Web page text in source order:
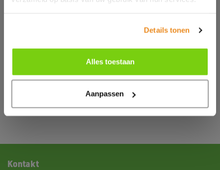
Details tonen
Alles toestaan
Aanpassen
Größen:
S, M, L, XL, XXL, 3XL
Kontakt